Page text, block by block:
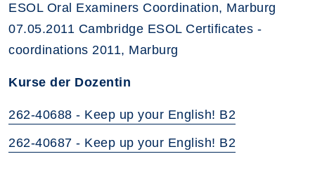
ESOL Oral Examiners Coordination, Marburg
07.05.2011 Cambridge ESOL Certificates -
coordinations 2011, Marburg
Kurse der Dozentin
262-40688 - Keep up your English! B2
262-40687 - Keep up your English! B2